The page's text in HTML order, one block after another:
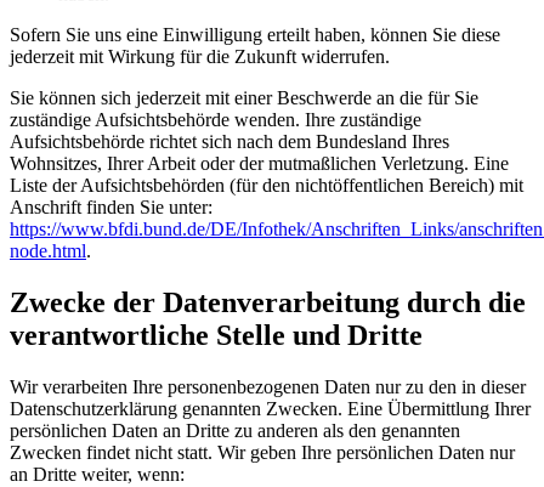
Sofern Sie uns eine Einwilligung erteilt haben, können Sie diese
jederzeit mit Wirkung für die Zukunft widerrufen.
Sie können sich jederzeit mit einer Beschwerde an die für Sie
zuständige Aufsichtsbehörde wenden. Ihre zuständige
Aufsichtsbehörde richtet sich nach dem Bundesland Ihres
Wohnsitzes, Ihrer Arbeit oder der mutmaßlichen Verletzung. Eine
Liste der Aufsichtsbehörden (für den nichtöffentlichen Bereich) mit
Anschrift finden Sie unter:
https://www.bfdi.bund.de/DE/Infothek/Anschriften_Links/
node.html.
Zwecke der Datenverarbeitung durch die
verantwortliche Stelle und Dritte
Wir verarbeiten Ihre personenbezogenen Daten nur zu den in dieser
Datenschutzerklärung genannten Zwecken. Eine Übermittlung Ihrer
persönlichen Daten an Dritte zu anderen als den genannten
Zwecken findet nicht statt. Wir geben Ihre persönlichen Daten nur
an Dritte weiter, wenn: